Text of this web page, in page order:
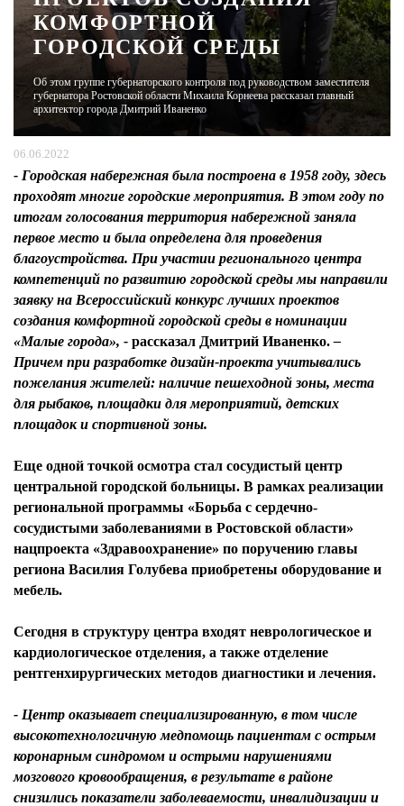
ЖУРНАЛ
КОМФОРТНОЙ
ГОРОДСКОЙ СРЕДЫ
Об этом группе губернаторского контроля под руководством заместителя
губернатора Ростовской области Михаила Корнеева рассказал главный
архитектор города Дмитрий Иваненко
06.06.2022
- Городская набережная была построена в 1958 году, здесь
проходят многие городские мероприятия. В этом году по
итогам голосования территория набережной заняла
первое место и была определена для проведения
благоустройства. При участии регионального центра
компетенций по развитию городской среды мы направили
заявку на Всероссийский конкурс лучших проектов
создания комфортной городской среды в номинации
«Малые города», - рассказал Дмитрий Иваненко. –
Причем при разработке дизайн-проекта учитывались
пожелания жителей: наличие пешеходной зоны, места
для рыбаков, площадки для мероприятий, детских
площадок и спортивной зоны.
Еще одной точкой осмотра стал сосудистый центр
центральной городской больницы. В рамках реализации
региональной программы «Борьба с сердечно-
сосудистыми заболеваниями в Ростовской области»
нацпроекта «Здравоохранение» по поручению главы
региона Василия Голубева приобретены оборудование и
мебель.
Сегодня в структуру центра входят неврологическое и
кардиологическое отделения, а также отделение
рентгенхирургических методов диагностики и лечения.
- Центр оказывает специализированную, в том числе
высокотехнологичную медпомощь пациентам с острым
коронарным синдромом и острыми нарушениями
мозгового кровообращения, в результате в районе
снизились показатели заболеваемости, инвалидизации и